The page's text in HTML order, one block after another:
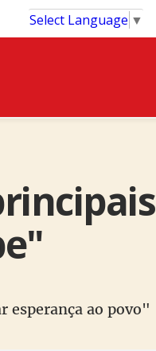
Select Language ▼
esperança ao povo"